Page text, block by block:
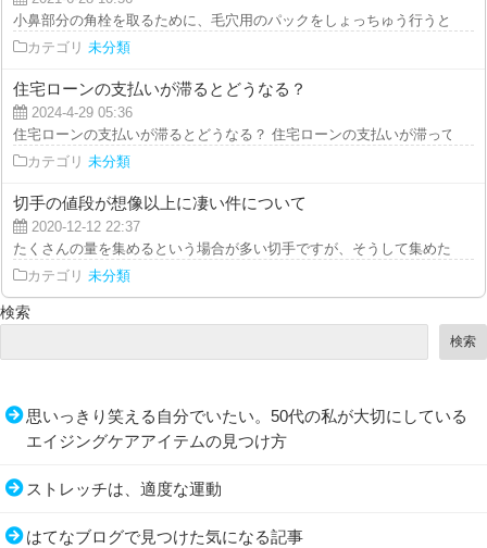
小鼻部分の角栓を取るために、毛穴用のパックをしょっちゅう行うと、毛
カテゴリ 未分類
住宅ローンの支払いが滞るとどうなる？
2024-4-29 05:36
住宅ローンの支払いが滞るとどうなる？ 住宅ローンの支払いが滞ってし
カテゴリ 未分類
切手の値段が想像以上に凄い件について
2020-12-12 22:37
たくさんの量を集めるという場合が多い切手ですが、そうして集めたもの
カテゴリ 未分類
検索
検索
思いっきり笑える自分でいたい。50代の私が大切にしている
エイジングケアアイテムの見つけ方
ストレッチは、適度な運動
はてなブログで見つけた気になる記事